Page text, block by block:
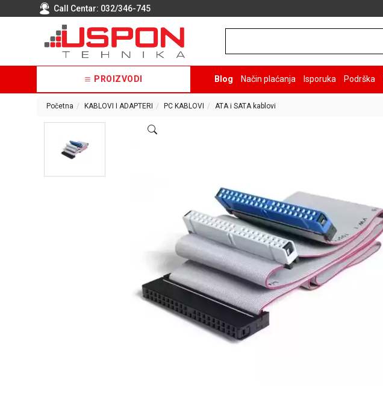
Call Centar: 032/346-745
PROIZVODI Blog Način plaćanja Isporuka Podrška
Početna KABLOVI I ADAPTERI PC KABLOVI ATA i SATA kablovi